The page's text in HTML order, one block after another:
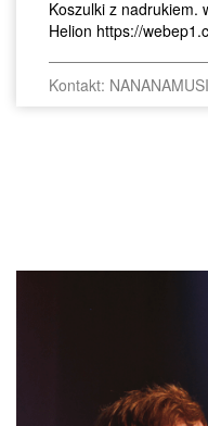
Koszulki z nadrukiem.
Helion https://
Kontakt: